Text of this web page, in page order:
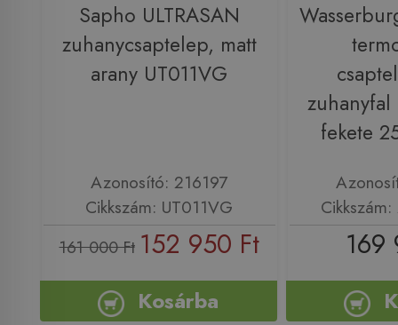
Sapho ULTRASAN
zuhanycsaptelep, matt
arany UT011VG
Azonosító: 216197
Cikkszám: UT011VG
161 000 Ft 152 950 Ft
Kosárba
fekete
169